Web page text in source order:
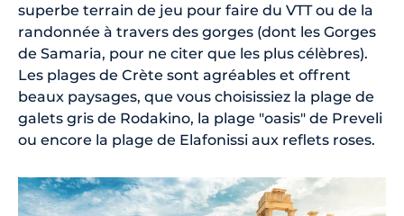
superbe terrain de jeu pour faire du VTT ou de la
randonnée à travers des gorges (dont les Gorges
de Samaria, pour ne citer que les plus célèbres).
Les plages de Crète sont agréables et offrent
beaux paysages, que vous choisissiez la plage de
galets gris de Rodakino, la plage "oasis" de Preveli
ou encore la plage de Elafonissi aux reflets roses.